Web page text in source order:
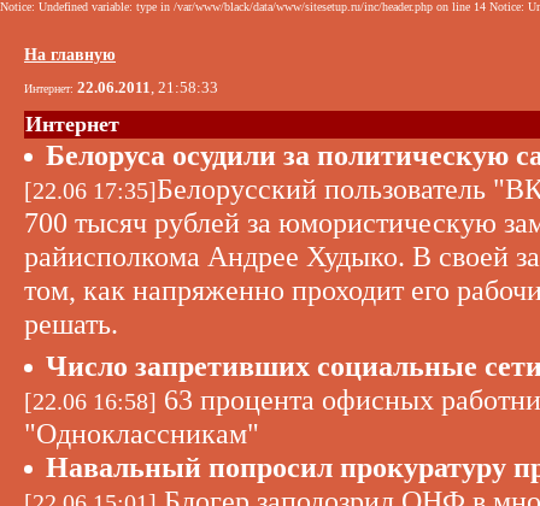
Notice: Undefined variable: type in /var/www/black/data/www/sitesetup.ru/inc/header.php on line 14 Notice:
На главную
Интернет: 22.06.2011, 21:58:33
Интернет
Белоруса осудили за политическую
[22.06 17:35]Белорусский пользователь
700 тысяч рублей за юмористическую
райисполкома Андрее Худыко. В своей
том, как напряженно проходит его
решать.
Число запретивших социальные
[22.06 16:58] 63 процента офисных
"Одноклассникам"
Навальный попросил прокуратуру